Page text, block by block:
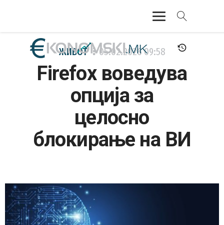
АКТУЕЛНО
ЕКОНОМИЈА
ФИНАНСИИ
БАНКАРСТВО
ЖИВОТ
ЖИВОТ 05.02.202609:58
Firefox воведува
опција за
целосно
блокирање на ВИ